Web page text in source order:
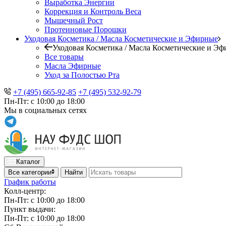
Выработка Энергии
Коррекция и Контроль Веса
Мышечный Рост
Протеиновые Порошки
Уходовая Косметика / Масла Косметические и Эфирные
Уходовая Косметика / Масла Косметические и
Все товары
Масла Эфирные
Уход за Полостью Рта
+7 (495) 665-92-85 +7 (495) 532-92-79
Пн-Пт: с 10:00 до 18:00
Мы в социальных сетях
Каталог
Все категории
Найти
График работы
Колл-центр:
Пн-Пт: с 10:00 до 18:00
Пункт выдачи:
Пн-Пт: с 10:00 до 18:00